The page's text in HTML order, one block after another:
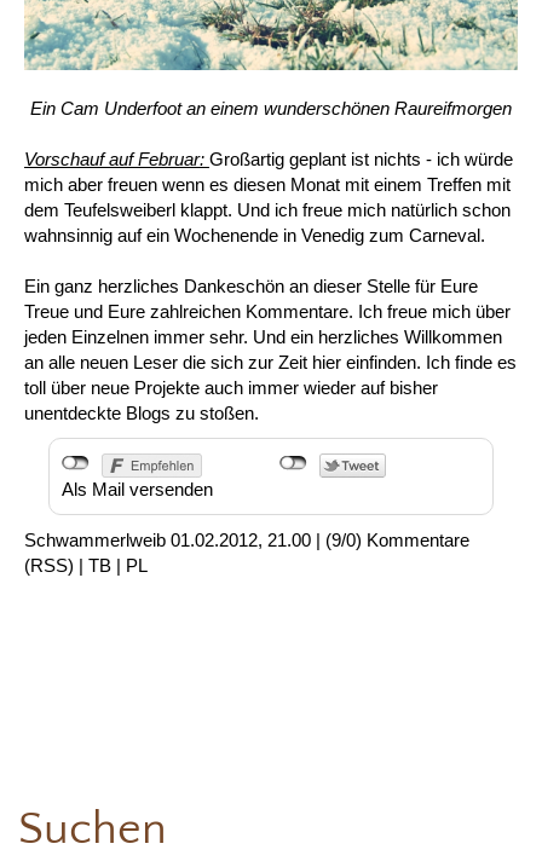
Ein Cam Underfoot an einem wunderschönen Raureifmorgen
Vorschauf auf Februar: Großartig geplant ist nichts - ich würde
mich aber freuen wenn es diesen Monat mit einem Treffen mit
dem Teufelsweiberl klappt. Und ich freue mich natürlich schon
wahnsinnig auf ein Wochenende in Venedig zum Carneval.
Ein ganz herzliches Dankeschön an dieser Stelle für Eure
Treue und Eure zahlreichen Kommentare. Ich freue mich über
jeden Einzelnen immer sehr. Und ein herzliches Willkommen
an alle neuen Leser die sich zur Zeit hier einfinden. Ich finde es
toll über neue Projekte auch immer wieder auf bisher
unentdeckte Blogs zu stoßen.
Als Mail versenden
Schwammerlweib 01.02.2012, 21.00 | (9/0) Kommentare
(RSS) | TB | PL
Suchen